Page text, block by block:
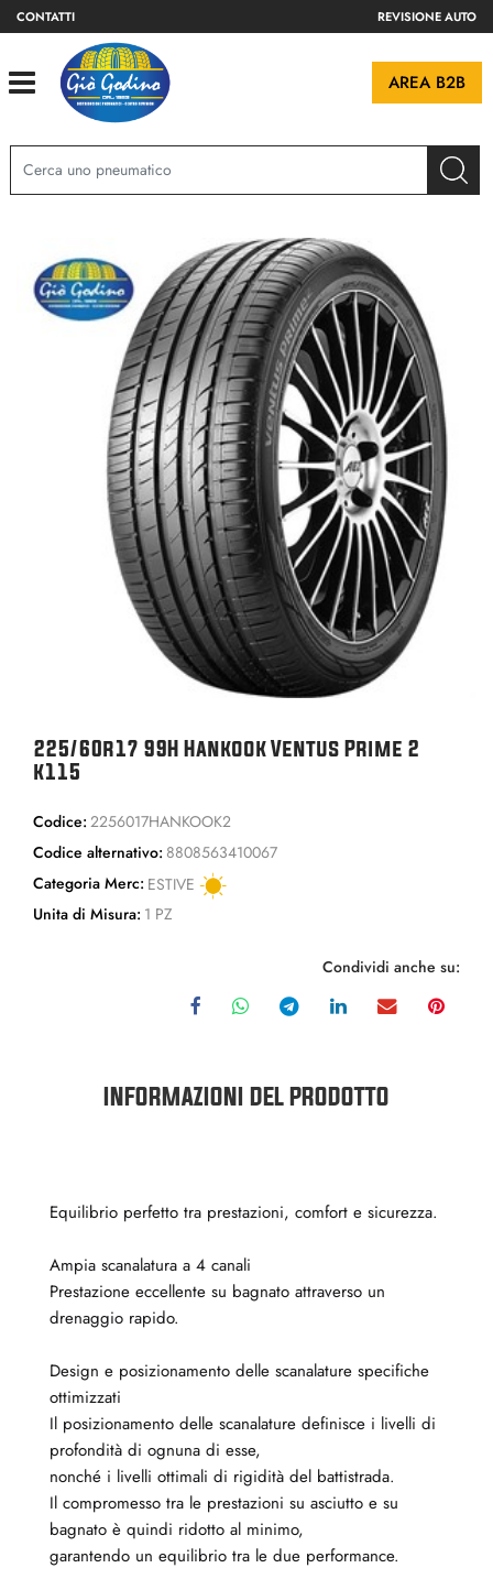
CONTATTI REVISIONE AUTO
Open AREA B2B
225/60r17 99H Hankook Ventus Prime 2
k115
Codice: 2256017HANKOOK2
Codice alternativo: 8808563410067
Categoria Merc: ESTIVE
Unita di Misura: 1 PZ
Condividi anche su:
INFORMAZIONI DEL PRODOTTO
Equilibrio perfetto tra prestazioni, comfort e sicurezza.
Ampia scanalatura a 4 canali
Prestazione eccellente su bagnato attraverso un
drenaggio rapido.
Design e posizionamento delle scanalature specifiche
ottimizzati
Il posizionamento delle scanalature definisce i livelli di
profondità di ognuna di esse,
nonché i livelli ottimali di rigidità del battistrada.
Il compromesso tra le prestazioni su asciutto e su
bagnato è quindi ridotto al minimo,
garantendo un equilibrio tra le due performance.